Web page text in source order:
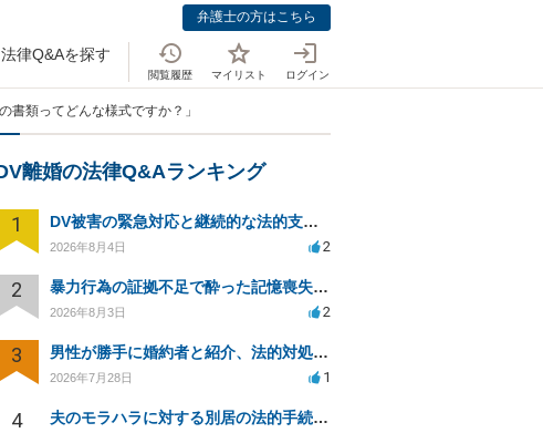
弁護士の方はこちら
法律Q&Aを探す
閲覧履歴 マイリスト ログイン
書類ってどんな様式ですか？」
離婚の法律Q&Aランキング
1 DV被害の緊急対応と継続的な法的支援を求む
2026年8月4日 2
2 暴力行為の証拠不足で酔った記憶喪失が認められるか？
2026年8月3日 2
3 男性が勝手に婚約者と紹介、法的対処は可能ですか？
2026年7月28日 1
4 夫のモラハラに対する別居の法的手続き相談